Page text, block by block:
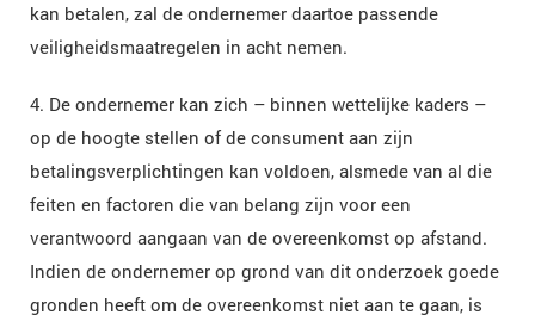
kan betalen, zal de ondernemer daartoe passende
veiligheidsmaatregelen in acht nemen.
4. De ondernemer kan zich – binnen wettelijke kaders –
op de hoogte stellen of de consument aan zijn
betalingsverplichtingen kan voldoen, alsmede van al die
feiten en factoren die van belang zijn voor een
verantwoord aangaan van de overeenkomst op afstand.
Indien de ondernemer op grond van dit onderzoek goede
gronden heeft om de overeenkomst niet aan te gaan, is